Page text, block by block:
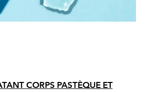
CORPS PASTÈQUE ET